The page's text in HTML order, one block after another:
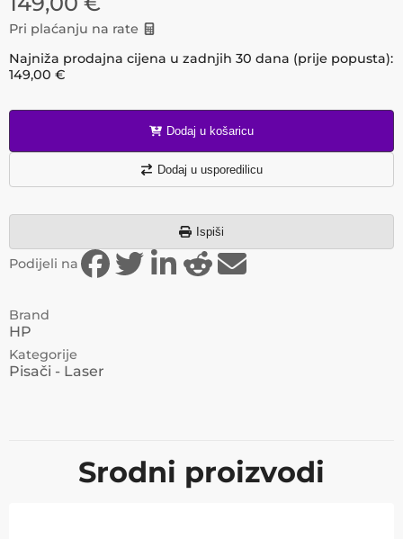
Pri plaćanju na rate
Najniža prodajna cijena u zadnjih 30 dana (prije popusta):
149,00 €
Dodaj u košaricu
Dodaj u usporedilicu
Ispiši
Podijeli na
Brand
HP
Kategorije
Pisači - Laser
Srodni proizvodi